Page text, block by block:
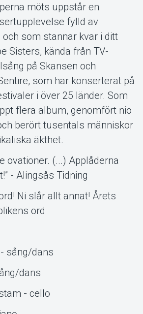
möts uppstår en
fylld av
som stannar kvar i ditt
Sisters, kända från TV-
på Skansen och
som har konserterat på
i över 25 länder. Som
flera album, genomfört nio
berört tusentals människor
äkthet.
ovationer. (...) Applåderna
- Alingsås Tidning
Ni slår allt annat! Årets
ord
sång/dans
dans
- cello